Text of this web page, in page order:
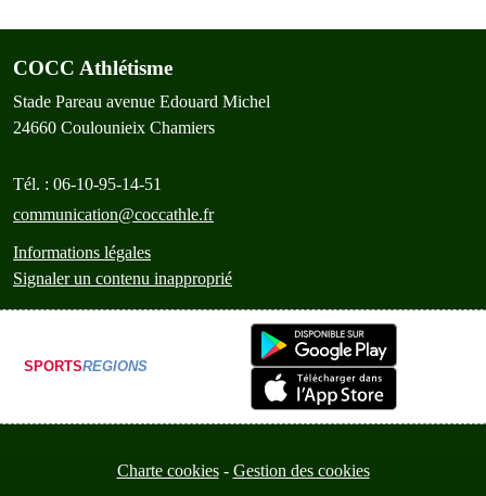
COCC Athlétisme
Stade Pareau avenue Edouard Michel
24660 Coulounieix Chamiers
Tél. : 06-10-95-14-51
communication@coccathle.fr
Informations légales
Signaler un contenu inapproprié
SPORTSREGIONS
Charte cookies Gestion des cookies